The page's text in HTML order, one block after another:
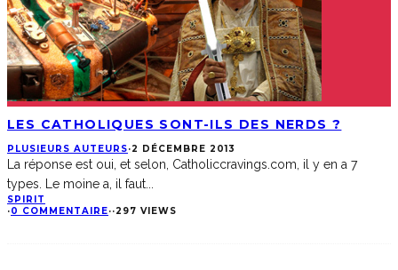
LES CATHOLIQUES SONT-ILS DES NERDS ?
PLUSIEURS AUTEURS·2 DÉCEMBRE 2013
La réponse est oui, et selon, Catholiccravings.com, il y en a 7
types. Le moine a, il faut
SPIRIT
·0 COMMENTAIRE··297 VIEWS